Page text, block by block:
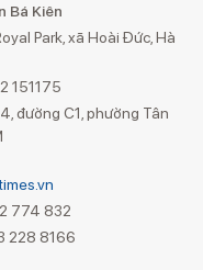
Bá Kiên
Park, xã Hoài Đức, Hà
151175
đường C1, phường Tân
774 832
228 8166